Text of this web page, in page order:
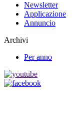
Newsletter
Applicazione
Annuncio
Archivi
Per anno